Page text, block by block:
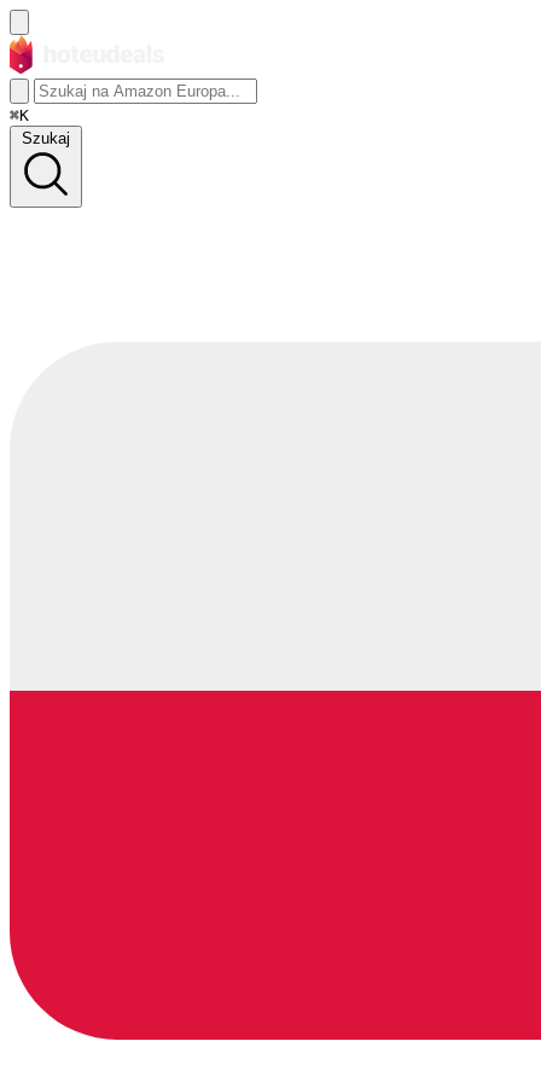
⌘K
Szukaj